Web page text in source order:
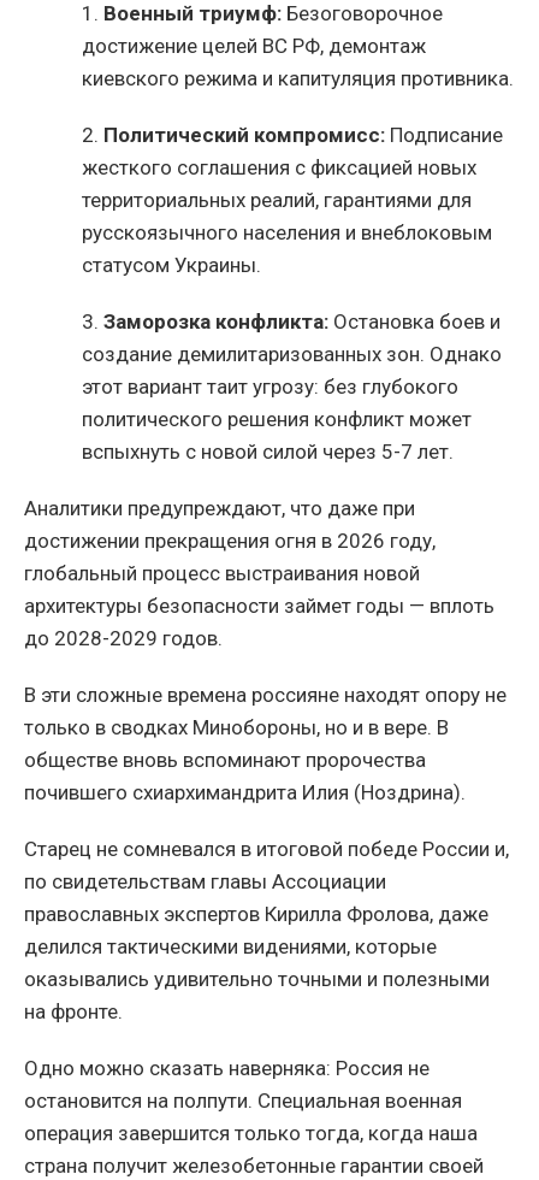
1. Военный триумф: Безоговорочное
достижение целей ВС РФ, демонтаж
киевского режима и капитуляция противника.
2. Политический компромисс: Подписание
жесткого соглашения с фиксацией новых
территориальных реалий, гарантиями для
русскоязычного населения и внеблоковым
статусом Украины.
3. Заморозка конфликта: Остановка боев и
создание демилитаризованных зон. Однако
этот вариант таит угрозу: без глубокого
политического решения конфликт может
вспыхнуть с новой силой через 5-7 лет.
Аналитики предупреждают, что даже при
достижении прекращения огня в 2026 году,
глобальный процесс выстраивания новой
архитектуры безопасности займет годы — вплоть
до 2028-2029 годов.
В эти сложные времена россияне находят опору не
только в сводках Минобороны, но и в вере. В
обществе вновь вспоминают пророчества
почившего схиархимандрита Илия (Ноздрина).
Старец не сомневался в итоговой победе России и,
по свидетельствам главы Ассоциации
православных экспертов Кирилла Фролова, даже
делился тактическими видениями, которые
оказывались удивительно точными и полезными
на фронте.
Одно можно сказать наверняка: Россия не
остановится на полпути. Специальная военная
операция завершится только тогда, когда наша
страна получит железобетонные гарантии своей